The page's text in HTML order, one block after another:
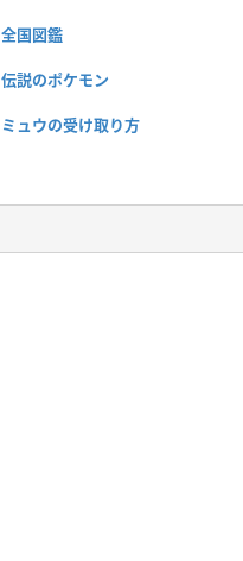
全国図鑑
伝説のポケモン
ミュウの受け取り方